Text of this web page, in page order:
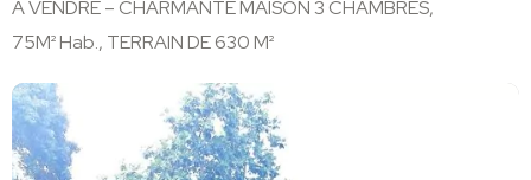
A VENDRE – CHARMANTE MAISON 3 CHAMBRES,
75M² Hab., TERRAIN DE 630 M²